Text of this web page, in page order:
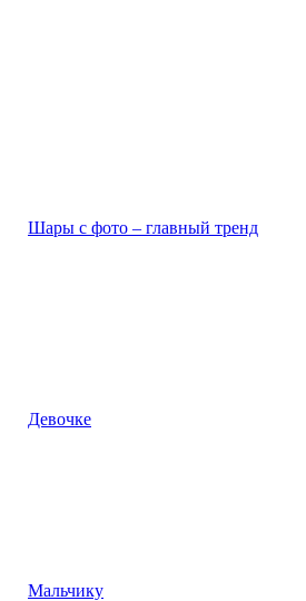
Шары с фото – главный тренд
Девочке
Мальчику